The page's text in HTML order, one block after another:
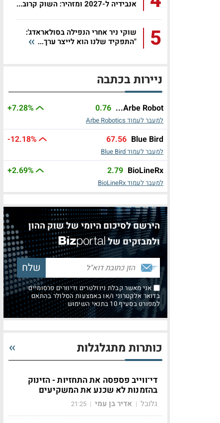
אנבידיה ל-2027 ומזהיר: השוק קרוב...
5
שוקי ניר אחרי הנפילה בסולאראדג':
"התפקיד שלנו הוא לייצר ערך...
ניירות בכתבה
Arbe Robot...
0.76
+7.28%
למעבר לעמוד Arbe Robotics
Blue Bird
67.56
-12.18%
למעבר לעמוד Blue Bird
BioLineRx
2.79
+2.69%
למעבר לעמוד BioLineRx
הירשם לסיכום היומי של שוק ההון
ולמבזקים של
אני מאשר קבלת ניוזלטרים ודיוורים פרסומיים
בדואר אלקטרוני ו/או באמצעות הסלולר בהתאם
למפורט בסעיף 10 בתנאי השימוש
כותרות מתגלגלות
די־ווייב פספסה את התחזיות - הזינוק
בהזמנות לא שכנע את המשקיעים
גלובל | אדיר בן עמי |
21:25